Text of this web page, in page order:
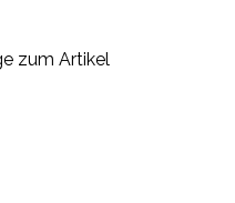
zum Artikel